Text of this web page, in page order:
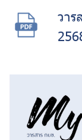
วา